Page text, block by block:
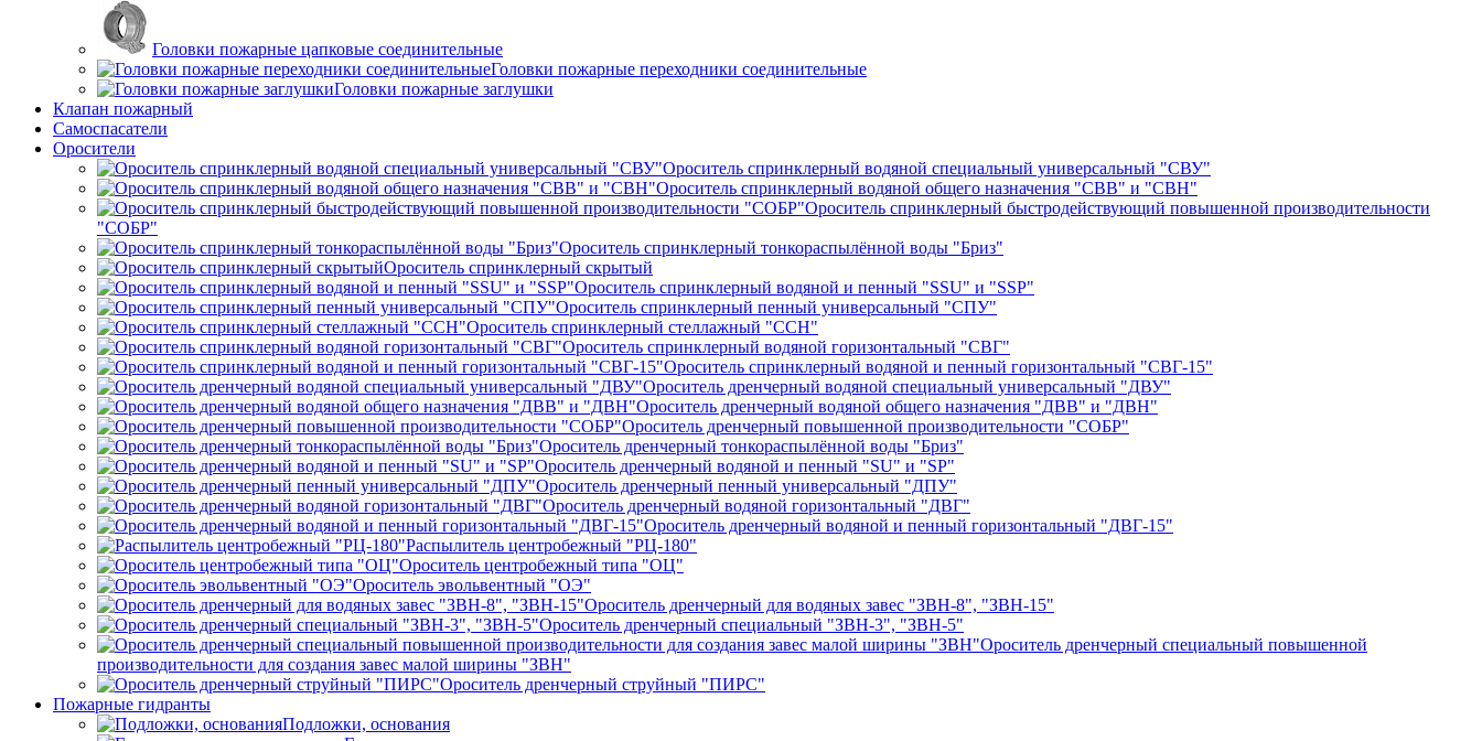
Головки пожарные цапковые соединительные
Головки пожарные переходники соединительные
Головки пожарные заглушки
Клапан пожарный
Самоспасатели
Оросители
Ороситель спринклерный водяной специальный универсальный "СВУ"
Ороситель спринклерный водяной общего назначения "СВВ" и "СВН"
Ороситель спринклерный быстродействующий повышенной производительности
"СОБР"
Ороситель спринклерный тонкораспылённой воды "Бриз"
Ороситель спринклерный скрытый
Ороситель спринклерный водяной и пенный "SSU" и "SSP"
Ороситель спринклерный пенный универсальный "СПУ"
Ороситель спринклерный стеллажный "ССН"
Ороситель спринклерный водяной горизонтальный "СВГ"
Ороситель спринклерный водяной и пенный горизонтальный "СВГ-15"
Ороситель дренчерный водяной специальный универсальный "ДВУ"
Ороситель дренчерный водяной общего назначения "ДВВ" и "ДВН"
Ороситель дренчерный повышенной производительности "СОБР"
Ороситель дренчерный тонкораспылённой воды "Бриз"
Ороситель дренчерный водяной и пенный "SU" и "SP"
Ороситель дренчерный пенный универсальный "ДПУ"
Ороситель дренчерный водяной горизонтальный "ДВГ"
Ороситель дренчерный водяной и пенный горизонтальный "ДВГ-15"
Распылитель центробежный "РЦ-180"
Ороситель центробежный типа "ОЦ"
Ороситель эвольвентный "ОЭ"
Ороситель дренчерный для водяных завес "ЗВН-8", "ЗВН-15"
Ороситель дренчерный специальный "ЗВН-3", "ЗВН-5"
Ороситель дренчерный специальный повышенной
производительности для создания завес малой ширины "ЗВН"
Ороситель дренчерный струйный "ПИРС"
Пожарные гидранты
Подложки, основания